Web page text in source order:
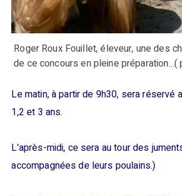
Roger Roux Fouillet, éleveur, une des
de ce concours en pleine
Le matin, à partir de 9h30, sera réservé
1,2 et 3 ans.
L’après-midi, ce sera au tour des
accompagnées de leurs poulains.)